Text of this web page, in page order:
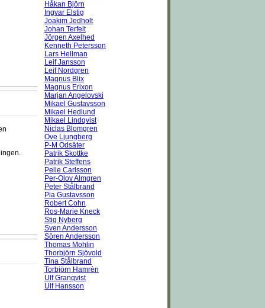
Håkan Björn
Ingvar Elstig
Joakim Jedholt
Johan Terfelt
Jörgen Axelhed
Kenneth Petersson
Lars Hellman
Leif Jansson
Leif Nordgren
Magnus Blix
Magnus Erixon
Marjan Angelovski
Mikael Gustavsson
Mikael Hedlund
Mikael Lindqvist
Niclas Blomgren
Ove Ljungberg
P-M Odsäter
Patrik Skottke
Patrik Steffens
Pelle Carlsson
Per-Olov Almgren
Peter Stålbrand
Pia Gustavsson
Robert Cohn
Ros-Marie Kneck
Stig Nyberg
Sven Andersson
Sören Andersson
Thomas Mohlin
Thorbjörn Sjövold
Tina Stålbrand
Torbjörn Hamrèn
Ulf Granqvist
Ulf Hansson